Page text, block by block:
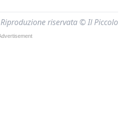
Riproduzione riservata © Il Piccolo